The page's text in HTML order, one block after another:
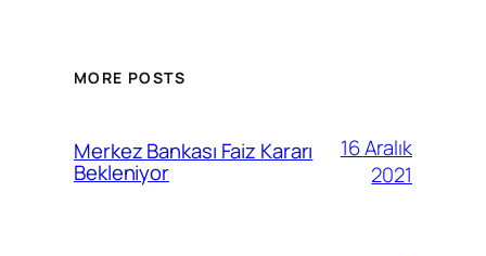
MORE POSTS
Merkez Bankası Faiz Kararı
Bekleniyor
16 Aralık
2021